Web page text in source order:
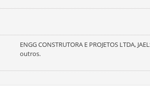
ENGG CONSTRUTORA E PROJETOS LTDA,
outros.